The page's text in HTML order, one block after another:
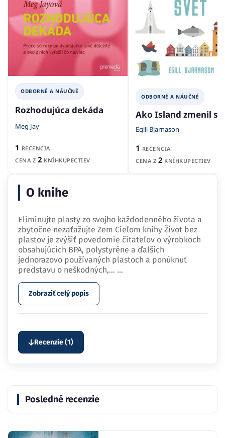
ODBORNÉ A NÁUČNÉ
Rozhodujúca dekáda
Meg Jay
1 RECENCIA
CENA Z 2 KNÍHKUPECTIEV
ODBORNÉ A NÁUČNÉ
Ako Island zmenil
Egill Bjarnason
1 RECENCIA
CENA Z 2 KNÍHKUPECTIEV
O knihe
Eliminujte plasty zo svojho každodenného života a
zbytočne nezaťažujte Zem Cieľom knihy Život bez
plastov je zvýšiť povedomie čitateľov o výrobkoch
obsahujúcich BPA, polystyréne a ďalších
jednorazovo používaných plastoch a ponúknuť
predstavu o neškodných,… ...
Zobraziť celý popis
Recenzie (1)
Posledné recenzie